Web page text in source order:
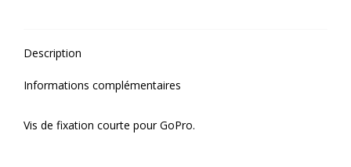
Description
Informations complémentaires
Vis de fixation courte pour GoPro.